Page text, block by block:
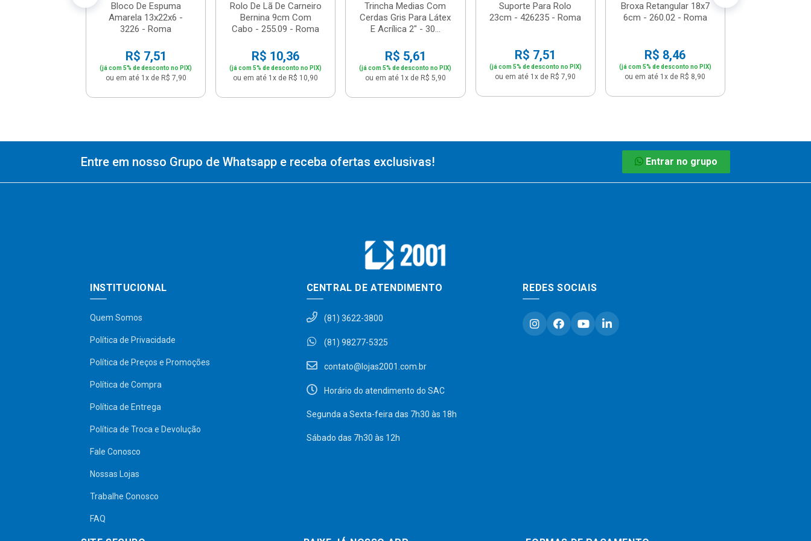
Bloco De Espuma
Amarela 13x22x6 -
3226 - Roma
R$ 7,51
(já com 5% de desconto no PIX)
ou em até 1x de R$ 7,90
Rolo De Lã De Carneiro
Bernina 9cm Com
Cabo - 255.09 - Roma
R$ 10,36
(já com 5% de desconto no PIX)
ou em até 1x de R$ 10,90
Trincha Medias Com
Cerdas Gris Para Látex
E Acrílica 2" - 30...
R$ 5,61
(já com 5% de desconto no PIX)
ou em até 1x de R$ 5,90
Suporte Para Rolo
23cm - 426235 - Roma
R$ 7,51
(já com 5% de desconto no PIX)
ou em até 1x de R$ 7,90
Broxa Retangular 18x7
6cm - 260.02 - Roma
R$ 8,46
(já com 5% de desconto no PIX)
ou em até 1x de R$ 8,90
Entre em nosso Grupo de Whatsapp e receba ofertas exclusivas! Entrar no grupo
INSTITUCIONAL
Quem Somos
Política de Privacidade
Política de Preços e Promoções
Política de Compra
Política de Entrega
Política de Troca e Devolução
Fale Conosco
Nossas Lojas
Trabalhe Conosco
FAQ
CENTRAL DE ATENDIMENTO
(81) 3622-3800
(81) 98277-5325
contato@lojas2001.com.br
Horário do atendimento do SAC
Segunda a Sexta-feira das 7h30 às 18h
Sábado das 7h30 às 12h
REDES SOCIAIS